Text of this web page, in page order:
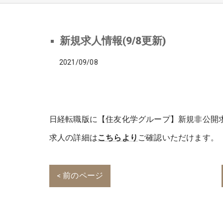
新規求人情報(9/8更新)
2021/09/08
日経転職版に【住友化学グループ】新規非公開
求人の詳細はこちらより ご確認いただけます。
< 前のページ